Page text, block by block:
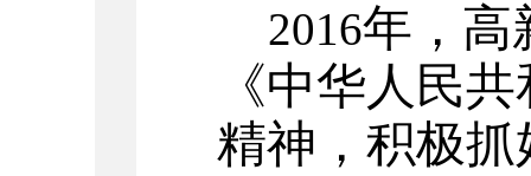
2016年，高
《中华人民
精神，积极